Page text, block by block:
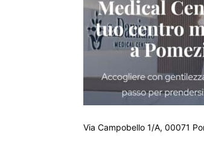
Via Campobello 1/A, 00071